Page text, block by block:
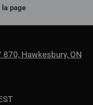
la page
870, Hawkesbury, ON